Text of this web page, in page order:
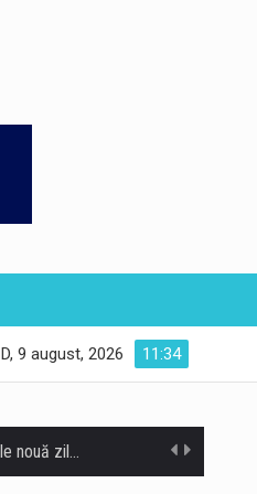
11:34
D, 9 august, 2026
Unitatea 2 a centralei nucleare de la Cernavodă funcționează în parametri normali și poate asigura necesarul de energie pentru cel puțin următoarele nouă zile, potrivit directorului centralei, Romeo Urjan. Nivelul apei la aspirația pompelor din bazinul de răcire a crescut cu 8 centimetri față de evoluția prognozată, după operațiunea de scufundare controlată a primelor două barje în Dunăre. Directorul centralei de la Cernavodă a declarat că, în prezent, Unitatea 2 funcționează fără probleme, iar intervenția realizată pe Dunăre a avut un efect pozitiv asupra nivelului apei necesar sistemului de răcire. La Cernavodă, unitatea 2 funcționează în parametri nominali, fără probleme.…